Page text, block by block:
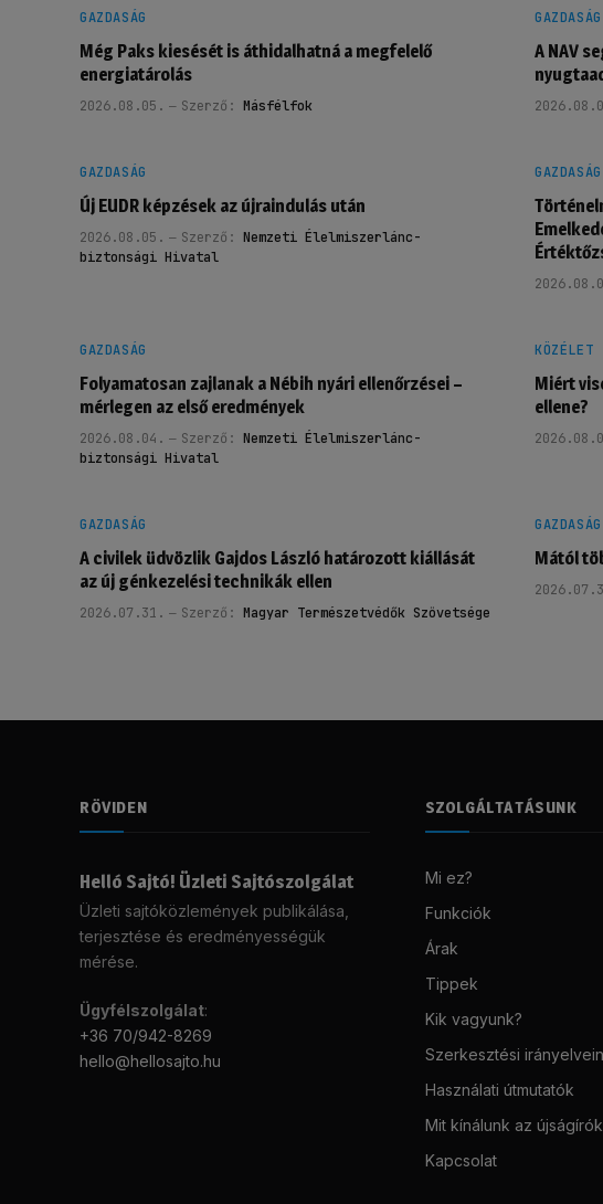
GAZDASÁG
Még Paks kiesését is áthidalhatná a megfelelő
energiatárolás
2026.08.05. Szerző: Másfélfok
GAZDASÁG
A NAV
GAZDASÁG
Új EUDR képzések az újraindulás után
2026.08.05. Szerző: Nemzeti Élelmiszerlánc-
biztonsági Hivatal
GAZDASÁG
GAZDASÁG
Folyamatosan zajlanak a Nébih nyári ellenőrzései –
mérlegen az első eredmények
2026.08.04. Szerző: Nemzeti Élelmiszerlánc-
biztonsági Hivatal
KÖZÉLET
Miért
ellene?
GAZDASÁG
A civilek üdvözlik Gajdos László határozott kiállását
az új génkezelési technikák ellen
2026.07.31. Szerző: Magyar Természetvédők Szövetsége
GAZDASÁG
Mától
RÖVIDEN
Helló Sajtó! Üzleti Sajtószolgálat
Üzleti sajtóközlemények publikálása,
terjesztése és eredményességük
mérése.
Ügyfélszolgálat:
+36 70/942-8269
hello@hellosajto.hu
SZOLGÁLTATÁSUNK
Mi ez?
Funkciók
Árak
Tippek
Kik vagyunk?
Szerkesztési
Használati útmutatók
Mit kínálunk az
Kapcsolat